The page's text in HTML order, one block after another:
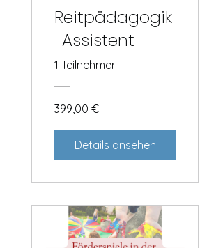
Reitpädagogik
-Assistent
1 Teilnehmer
399,00 €
Details ansehen